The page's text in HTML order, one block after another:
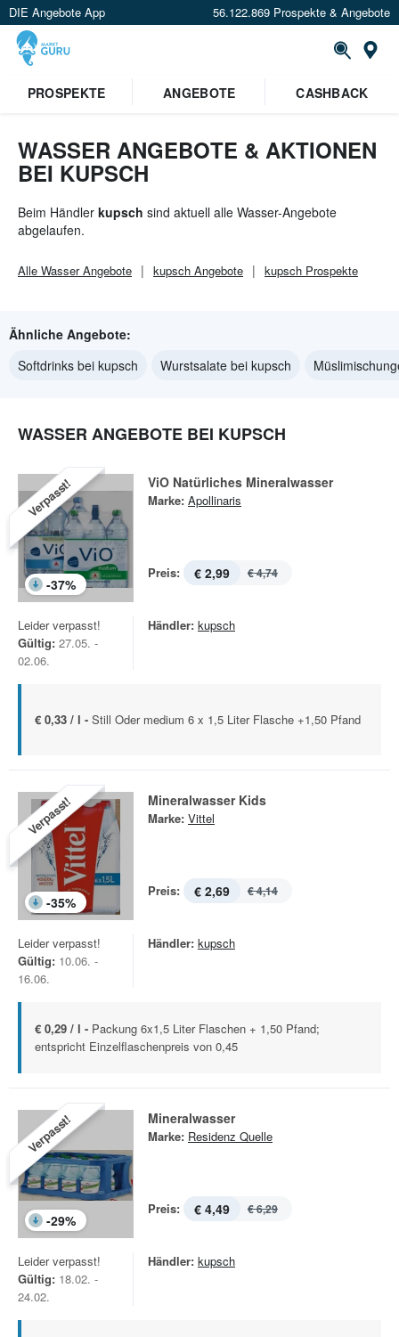
DIE Angebote App 56.122.869 Prospekte & Angebote
PROSPEKTE
ANGEBOTE CASHBACK
WASSER ANGEBOTE & AKTIONEN
BEI KUPSCH
Beim Händler kupsch sind aktuell alle Wasser-Angebote
abgelaufen.
Alle WasserAngebote kupsch Angebote kupsch Prospekte
Ähnliche Angebote:
Softdrinks bei kupsch
Wurstsalate bei kupsch
WASSER ANGEBOTE BEI KUPSCH
Verpasst!
-37%
ViO Natürliches Mineralwasser
Marke: Apollinaris
Preis: € 2,99 € 4,74
Leider verpasst!
Gültig: 27.05. -
02.06.
Händler: kupsch
€ 0,33 / l - Still Oder medium 6 x 1,5 Liter Flasche +1,50 Pfand
Verpasst!
-35%
Mineralwasser Kids
Marke: Vittel
Preis: € 2,69 € 4,14
Leider verpasst!
Gültig: 10.06. -
16.06.
Händler: kupsch
€ 0,29 / l - Packung 6x1,5 Liter Flaschen + 1,50 Pfand;
entspricht Einzelflaschenpreis von 0,45
Verpasst!
-29%
Mineralwasser
Marke: Residenz Quelle
Preis: € 4,49 € 6,29
Leider verpasst!
Gültig: 18.02. -
24.02.
Händler: kupsch